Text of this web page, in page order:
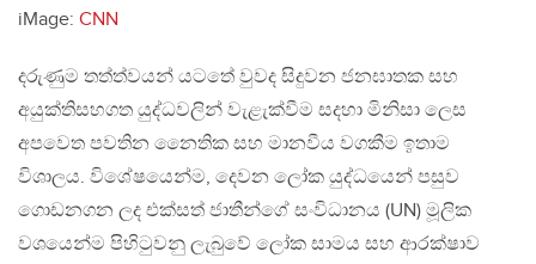
iMage: CNN
දරුණුම තත්ත්වයන් යටතේ වුවද සිදුවන ජනඝාතක සහ
අයුක්තිසහගත යුද්ධවලින් වැළැක්වීම සදහා මිනිසා ලෙස
අපවෙත පවතින නෛතික සහ මානවීය වගකීම ඉතාම
විශාලය. විශේෂයෙන්ම, දෙවන ලෝක යුද්ධයෙන් පසුව
ගොඩනගන ලද එක්සත් ජාතීන්ගේ සංවිධානය (UN) මූලික
වශයෙන්ම පිහිටුවනු ලැබුවේ ලෝක සාමය සහ ආරක්ෂාව